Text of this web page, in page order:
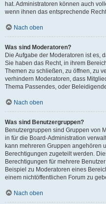
hat. Administratoren können auch
wenn ihnen das entsprechende
Nach oben
Was sind Moderatoren?
Die Aufgabe der Moderatoren ist es,
Sie haben das Recht, in ihrem
Themen zu schließen, zu öffnen, zu
verhindern Moderatoren, dass
Thema Passendes, oder
Nach oben
Was sind Benutzergruppen?
Benutzergruppen sind Gruppen von
in für die Board-Administration
kann mehreren Gruppen angehören
Berechtigungen zugeteilt werden.
Berechtigungen für mehrere
Beispiel zu Moderatoren eines
einem nichtöffentlichen Forum zu
Nach oben